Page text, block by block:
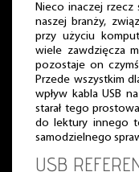
Nieco inaczej rzecz
naszej branży,
przy użyciu
wiele zawdzięcza
pozostaje on
Przede wszystkim
wpływ kabla USB
starał tego
do lektury innego
samodzielnego
USB